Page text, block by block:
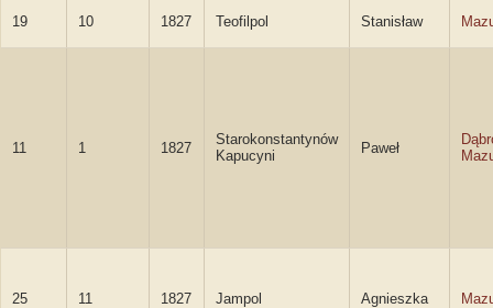
19 10 1827 Teofilpol Stanisław
11 1 1827
Starokonstantynów
Kapucyni
Paweł
25 11 1827 Jampol Agnieszka